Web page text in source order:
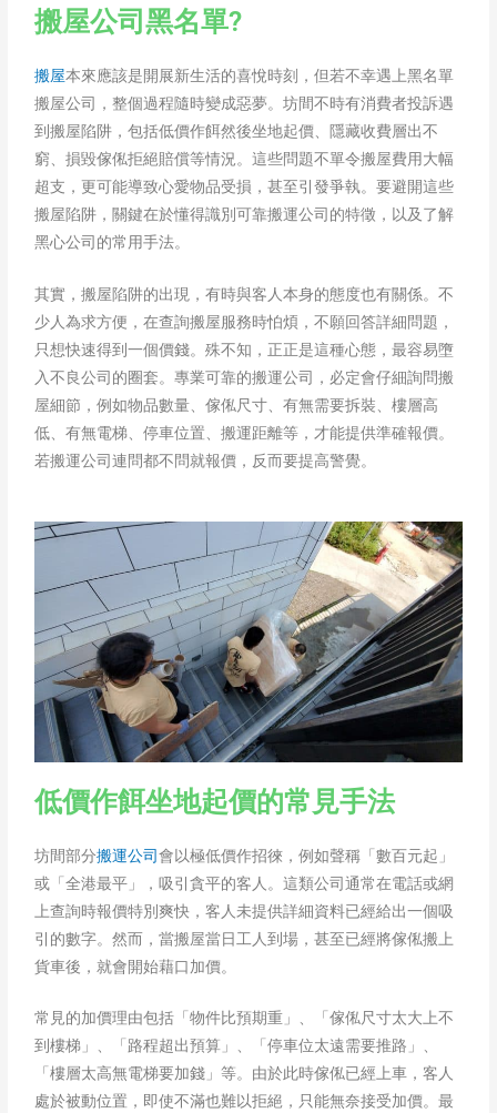
搬屋公司黑名單?
搬屋本來應該是開展新生活的喜悅時刻，但若不幸遇上黑名單
搬屋公司，整個過程隨時變成惡夢。坊間不時有消費者投訴遇
到搬屋陷阱，包括低價作餌然後坐地起價、隱藏收費層出不
窮、損毀傢俬拒絕賠償等情況。這些問題不單令搬屋費用大幅
超支，更可能導致心愛物品受損，甚至引發爭執。要避開這些
搬屋陷阱，關鍵在於懂得識別可靠搬運公司的特徵，以及了解
黑心公司的常用手法。
其實，搬屋陷阱的出現，有時與客人本身的態度也有關係。不
少人為求方便，在查詢搬屋服務時怕煩，不願回答詳細問題，
只想快速得到一個價錢。殊不知，正正是這種心態，最容易墮
入不良公司的圈套。專業可靠的搬運公司，必定會仔細詢問搬
屋細節，例如物品數量、傢俬尺寸、有無需要拆裝、樓層高
低、有無電梯、停車位置、搬運距離等，才能提供準確報價。
若搬運公司連問都不問就報價，反而要提高警覺。
低價作餌坐地起價的常見手法
坊間部分搬運公司會以極低價作招徠，例如聲稱「數百元起」
或「全港最平」，吸引貪平的客人。這類公司通常在電話或網
上查詢時報價特別爽快，客人未提供詳細資料已經給出一個吸
引的數字。然而，當搬屋當日工人到場，甚至已經將傢俬搬上
貨車後，就會開始藉口加價。
常見的加價理由包括「物件比預期重」、「傢俬尺寸太大上不
到樓梯」、「路程超出預算」、「停車位太遠需要推路」、
「樓層太高無電梯要加錢」等。由於此時傢俬已經上車，客人
處於被動位置，即使不滿也難以拒絕，只能無奈接受加價。最